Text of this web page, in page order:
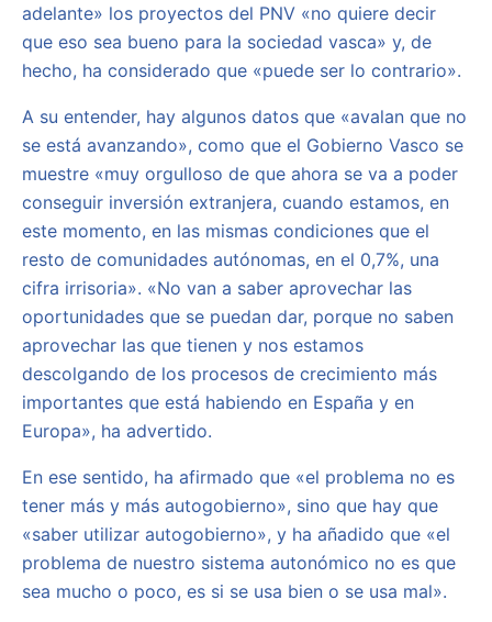
adelante» los proyectos del PNV «no quiere decir
que eso sea bueno para la sociedad vasca» y, de
hecho, ha considerado que «puede ser lo contrario».
A su entender, hay algunos datos que «avalan que no
se está avanzando», como que el Gobierno Vasco se
muestre «muy orgulloso de que ahora se va a poder
conseguir inversión extranjera, cuando estamos, en
este momento, en las mismas condiciones que el
resto de comunidades autónomas, en el 0,7%, una
cifra irrisoria». «No van a saber aprovechar las
oportunidades que se puedan dar, porque no saben
aprovechar las que tienen y nos estamos
descolgando de los procesos de crecimiento más
importantes que está habiendo en España y en
Europa», ha advertido.
En ese sentido, ha afirmado que «el problema no es
tener más y más autogobierno», sino que hay que
«saber utilizar autogobierno», y ha añadido que «el
problema de nuestro sistema autonómico no es que
sea mucho o poco, es si se usa bien o se usa mal».